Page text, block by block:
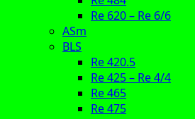
Re 620 – Re 6/6
ASm
BLS
Re 420.5
Re 425 – Re 4/4
Re 465
Re 475